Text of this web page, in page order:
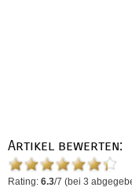
Artikel bewerten:
Rating: 6.3/7 (bei 3